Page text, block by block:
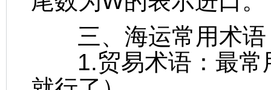
三、海运常用术语
1.贸易术语：最常